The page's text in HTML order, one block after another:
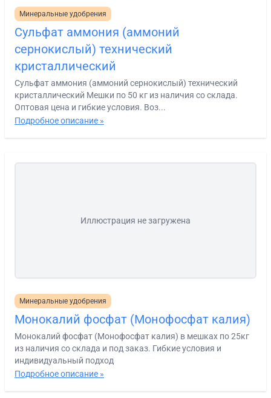
Минеральные удобрения
Сульфат аммония (аммоний
сернокислый) технический
кристаллический
Сульфат аммония (аммоний сернокислый) технический
кристаллический Мешки по 50 кг из наличия со склада.
Оптовая цена и гибкие условия. Воз...
Подробное описание »
Иллюстрация не загружена
Минеральные удобрения
Монокалий фосфат (Монофосфат калия)
Монокалий фосфат (Монофосфат калия) в мешках по 25кг
из наличия со склада и под заказ. Гибкие условия и
индивидуальный подход
Подробное описание »